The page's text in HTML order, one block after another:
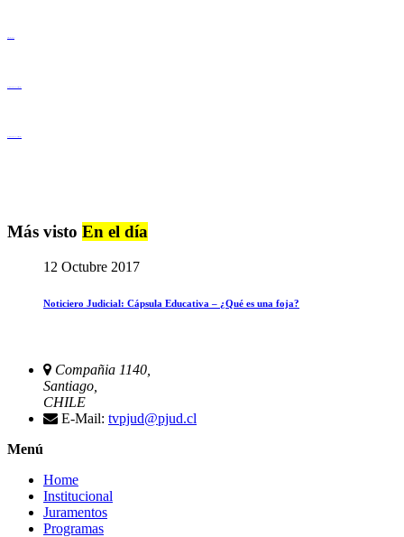
Más visto En el día
12 Octubre 2017
Noticiero Judicial: Cápsula Educativa – ¿Qué es una foja?
Compañia 1140,
Santiago,
CHILE
E-Mail: tvpjud@pjud.cl
Menú
Home
Institucional
Juramentos
Programas